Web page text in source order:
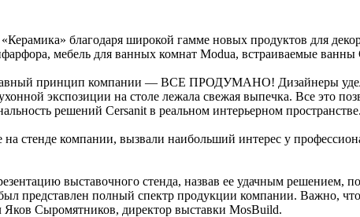
благодаря широкой гамме новых продуктов для
мебель для ванных комнат Modua, встраиваемые
принцип компании — ВСЕ ПРОДУМАНО! Дизайнеры
экспозиции на столе лежала свежая выпечка. Все это
решений Cersanit в реальном интерьерном пространстве.
стенде компании, вызвали наибольший интерес у
выставочного стенда, назвав ее удачным решением,
представлен полный спектр продукции компании. Важно,
Сыромятников, директор выставки MosBuild.